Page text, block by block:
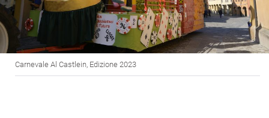
Carnevale Al Castlein, Edizione 2023